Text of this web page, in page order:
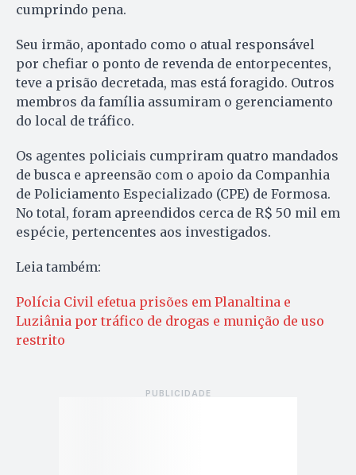
cumprindo pena.
Seu irmão, apontado como o atual responsável
por chefiar o ponto de revenda de entorpecentes,
teve a prisão decretada, mas está foragido. Outros
membros da família assumiram o gerenciamento
do local de tráfico.
Os agentes policiais cumpriram quatro mandados
de busca e apreensão com o apoio da Companhia
de Policiamento Especializado (CPE) de Formosa.
No total, foram apreendidos cerca de R$ 50 mil em
espécie, pertencentes aos investigados.
Leia também:
Polícia Civil efetua prisões em Planaltina e
Luziânia por tráfico de drogas e munição de uso
restrito